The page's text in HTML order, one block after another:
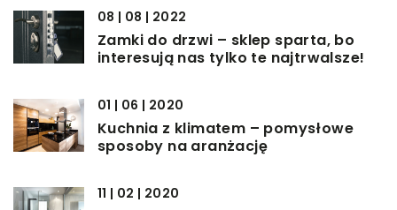
08 | 08 | 2022
Zamki do drzwi – sklep sparta, bo
interesują nas tylko te najtrwalsze!
01 | 06 | 2020
Kuchnia z klimatem – pomysłowe
sposoby na aranżację
11 | 02 | 2020